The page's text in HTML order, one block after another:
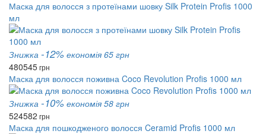
Маска для волосся з протеїнами шовку Silk Protein Profis 1000
мл
Знижка -12% економія 65 грн
480545грн
Маска для волосся поживна Coco Revolution Profis 1000 мл
Знижка -10% економія 58 грн
524582 грн
Маска для пошкодженого волосся Ceramid Profis 1000 мл